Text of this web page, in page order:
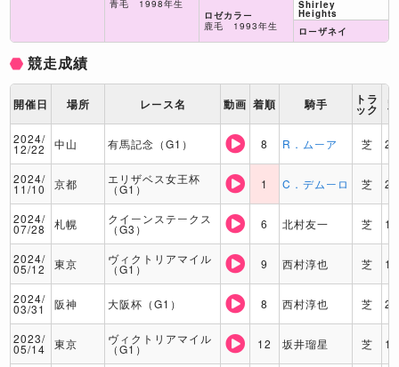
青毛 1998年生
ロゼカラー
鹿毛 1993年生
Shirley
Heights
ローザネイ
競走成績
開催日 場所 レース名 動画 着順 騎手 トラ
ック
2024/
12/22 中山 有馬記念（G1） 8 R．ムーア 芝
2024/
11/10 京都 エリザベス女王杯
（G1） 1 C．デムーロ 芝
2024/
07/28 札幌 クイーンステークス
（G3） 6 北村友一 芝
2024/
05/12 東京 ヴィクトリアマイル
（G1） 9 西村淳也 芝
2024/
03/31 阪神 大阪杯（G1） 8 西村淳也 芝
2023/
05/14 東京 ヴィクトリアマイル
（G1） 12 坂井瑠星 芝